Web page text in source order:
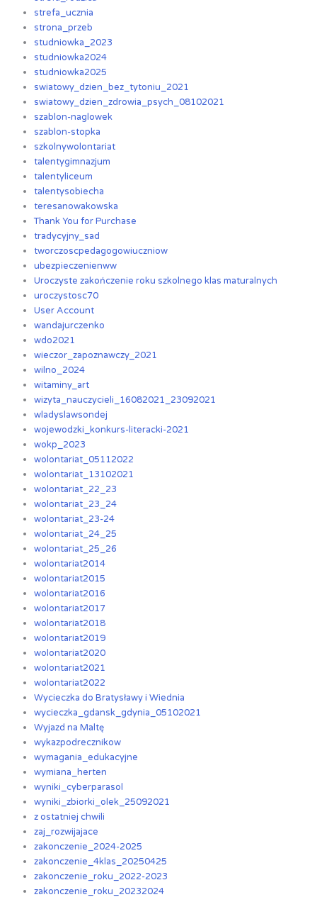
strefa_ucznia
strona_przeb
studniowka_2023
studniowka2024
studniowka2025
swiatowy_dzien_bez_tytoniu_2021
swiatowy_dzien_zdrowia_psych_08102021
szablon-naglowek
szablon-stopka
szkolnywolontariat
talentygimnazjum
talentyliceum
talentysobiecha
teresanowakowska
Thank You for Purchase
tradycyjny_sad
tworczoscpedagogowiuczniow
ubezpieczenienww
Uroczyste zakończenie roku szkolnego klas maturalnych
uroczystosc70
User Account
wandajurczenko
wdo2021
wieczor_zapoznawczy_2021
wilno_2024
witaminy_art
wizyta_nauczycieli_16082021_23092021
wladyslawsondej
wojewodzki_konkurs-literacki-2021
wokp_2023
wolontariat_05112022
wolontariat_13102021
wolontariat_22_23
wolontariat_23_24
wolontariat_23-24
wolontariat_24_25
wolontariat_25_26
wolontariat2014
wolontariat2015
wolontariat2016
wolontariat2017
wolontariat2018
wolontariat2019
wolontariat2020
wolontariat2021
wolontariat2022
Wycieczka do Bratysławy i Wiednia
wycieczka_gdansk_gdynia_05102021
Wyjazd na Maltę
wykazpodrecznikow
wymagania_edukacyjne
wymiana_herten
wyniki_cyberparasol
wyniki_zbiorki_olek_25092021
z ostatniej chwili
zaj_rozwijajace
zakonczenie_2024-2025
zakonczenie_4klas_20250425
zakonczenie_roku_2022-2023
zakonczenie_roku_20232024